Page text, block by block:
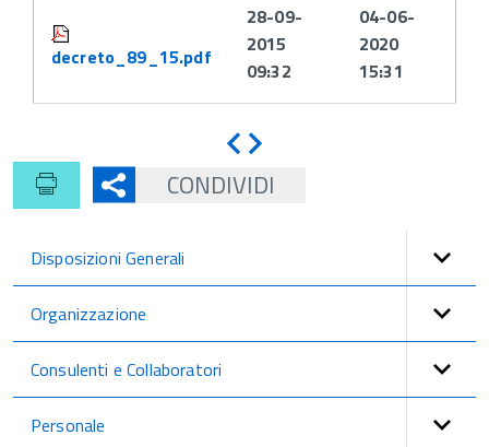
decreto_89_15.pdf
28-09-
2015
09:32
04-06-
2020
15:31
Indietro
CONDIVIDI
Disposizioni Generali
Organizzazione
Consulenti e Collaboratori
Personale